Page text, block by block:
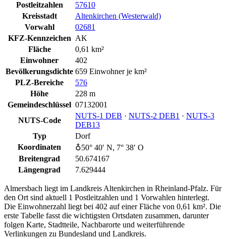
Postleitzahlen
57610
Kreisstadt
Altenkirchen (Westerwald)
Vorwahl
02681
KFZ-Kennzeichen AK
Fläche
0,61 km²
Einwohner
402
Bevölkerungsdichte 659 Einwohner je km²
PLZ-Bereiche
576
Höhe
228 m
Gemeindeschlüssel 07132001
NUTS-Code
NUTS‑1 DEB · NUTS‑2 DEB1 · NUTS‑3
DEB13
Typ
Dorf
Koordinaten
♁50° 40′ N, 7° 38′ O
Breitengrad
50.674167
Längengrad
7.629444
Almersbach liegt im Landkreis Altenkirchen in Rheinland-Pfalz. Für
den Ort sind aktuell 1 Postleitzahlen und 1 Vorwahlen hinterlegt.
Die Einwohnerzahl liegt bei 402 auf einer Fläche von 0,61 km². Die
erste Tabelle fasst die wichtigsten Ortsdaten zusammen, darunter
folgen Karte, Stadtteile, Nachbarorte und weiterführende
Verlinkungen zu Bundesland und Landkreis.